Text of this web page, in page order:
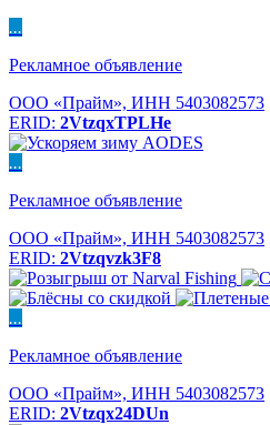
...
Рекламное объявление
ООО «Прайм», ИНН 5403082573
ERID: 2VtzqxTPLHe
...
Рекламное объявление
ООО «Прайм», ИНН 5403082573
ERID: 2Vtzqvzk3F8
...
Рекламное объявление
ООО «Прайм», ИНН 5403082573
ERID: 2Vtzqx24DUn